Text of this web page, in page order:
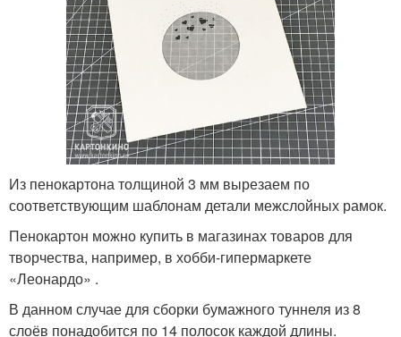
Из пенокартона толщиной 3 мм вырезаем по
соответствующим шаблонам детали межслойных рамок.
Пенокартон можно купить в магазинах товаров для
творчества, например, в хобби-гипермаркете
«Леонардо» .
В данном случае для сборки бумажного туннеля из 8
слоёв понадобится по 14 полосок каждой длины.